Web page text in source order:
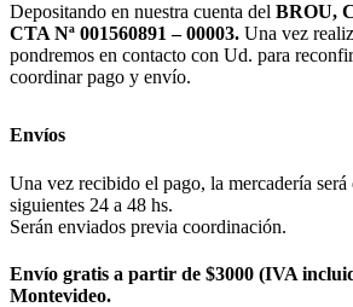
Depositando en nuestra cuenta del BROU,
CTA Nª 001560891 – 00003. Una vez
pondremos en contacto con Ud. para
coordinar pago y envío.
Envíos
Una vez recibido el pago, la mercadería será
siguientes 24 a 48 hs.
Serán enviados previa coordinación.
Envío gratis a partir de $3000 (IVA
Montevideo.